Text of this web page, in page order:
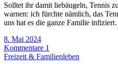
Solltet ihr damit liebäugeln, Tennis
warnen: ich fürchte nämlich, das
uns hat es die ganze Familie
8. Mai 2024
Kommentare 1
Freizeit & Familienleben